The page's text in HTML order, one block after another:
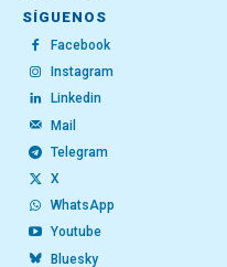
SÍGUENOS
Facebook
Instagram
Linkedin
Mail
Telegram
X
WhatsApp
Youtube
Bluesky